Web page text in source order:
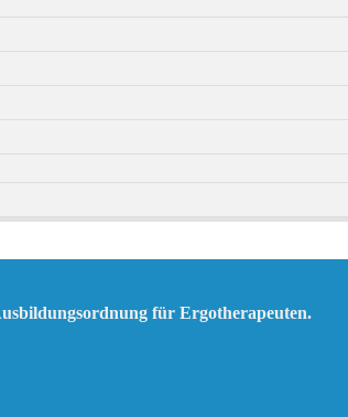
für Ergotherapeuten.